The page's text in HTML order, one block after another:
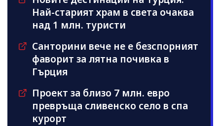
Най-старият храм в света очаква
над 1 млн. туристи
Санторини вече не е безспорният
фаворит за лятна почивка в
Гърция
Проект за близо 7 млн. евро
превръща сливенско село в спа
курорт